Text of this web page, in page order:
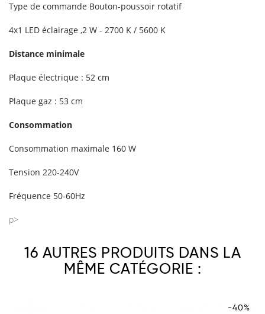
Type de commande Bouton-poussoir rotatif
4x1 LED éclairage ,2 W - 2700 K / 5600 K
Distance minimale
Plaque électrique : 52 cm
Plaque gaz : 53 cm
Consommation
Consommation maximale 160 W
Tension 220-240V
Fréquence 50-60Hz
p>
16 AUTRES PRODUITS DANS LA
MÊME CATÉGORIE :
-40%